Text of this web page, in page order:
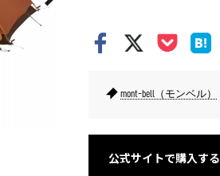
mont-bell（モンベル）
公式サイトで購入する